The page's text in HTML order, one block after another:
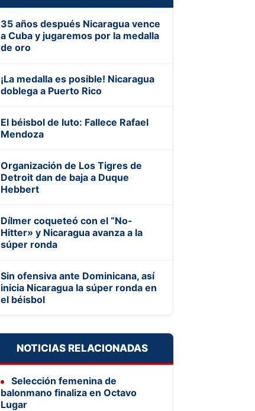
35 años después Nicaragua vence
a Cuba y jugaremos por la medalla
de oro
¡La medalla es posible! Nicaragua
doblega a Puerto Rico
El béisbol de luto: Fallece Rafael
Mendoza
Organización de Los Tigres de
Detroit dan de baja a Duque
Hebbert
Dílmer coqueteó con el “No-
Hitter» y Nicaragua avanza a la
súper ronda
Sin ofensiva ante Dominicana, así
inicia Nicaragua la súper ronda en
el béisbol
NOTICIAS RELACIONADAS
Selección femenina de
balonmano finaliza en Octavo
Lugar